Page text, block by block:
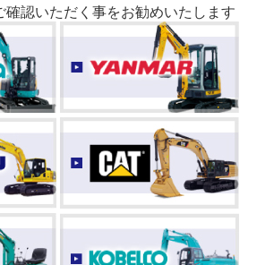
確認いただく事をお勧めいたします